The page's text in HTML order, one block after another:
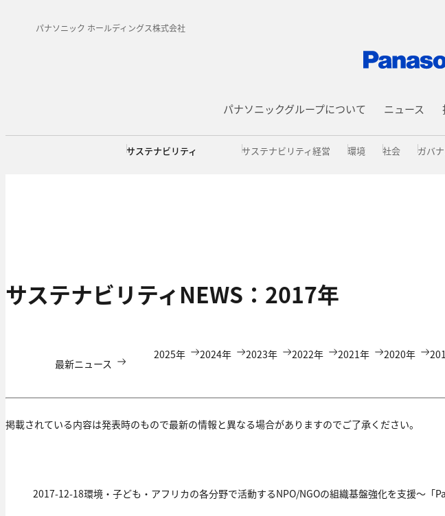
パナソニック ホールディングス株式会社
パナソニックグループについて ニュース
サステナビリティ サステナビリティ経営 環境 社会 ガバ
サステナビリティNEWS：2017年
最新ニュース
2025年 2024年 2023年 2022年 2021年 2020年
掲載されている内容は発表時のもので最新の情報と異なる場合がありますのでご了承ください。
2017-12-18環境・子ども・アフリカの各分野で活動するNPO/NGOの組織基盤強化を支援～「